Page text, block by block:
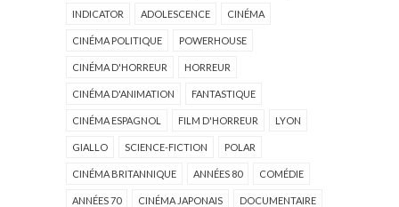
INDICATOR ADOLESCENCE CINÉMA
CINÉMA POLITIQUE POWERHOUSE
CINÉMA D'HORREUR HORREUR
CINÉMA D'ANIMATION FANTASTIQUE
CINÉMA ESPAGNOL FILM D'HORREUR LYON
GIALLO SCIENCE-FICTION POLAR
CINÉMA BRITANNIQUE ANNÉES 80 COMÉDIE
ANNÉES 70 CINÉMA JAPONAIS DOCUMENTAIRE